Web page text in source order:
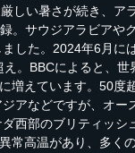
しい暑さが続き、ア
。サウジアラビアや
した。2024年6月に
。BBCによると、世
増えています。50度
アなどですが、オー
西部のブリティッシ
常高温があり、多く